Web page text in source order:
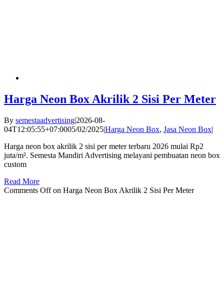
Harga Neon Box Akrilik 2 Sisi Per Meter
By semestaadvertising|2026-08-
04T12:05:55+07:0005/02/2025|Harga Neon Box, Jasa Neon Box|
Harga neon box akrilik 2 sisi per meter terbaru 2026 mulai Rp2
juta/m². Semesta Mandiri Advertising melayani pembuatan neon box
custom
Read More
Comments Offon Harga Neon Box Akrilik 2 Sisi Per Meter